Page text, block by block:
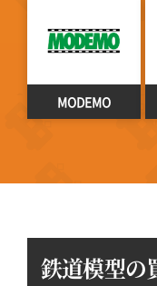
MODEMO
鉄道模型の